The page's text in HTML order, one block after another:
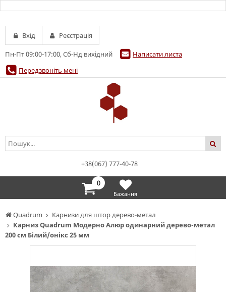
Quadrum
Карнизи для штор дерево-метал
Карниз Quadrum Модерно Алюр одинарний дерево-метал
200 см Білий/онікс 25 мм
Пн-Пт 09:00-17:00, Сб-Нд вихідний
Написати листа
Передзвоніть мені
Вхід Реєстрація
+38(067) 777-40-78
0
Бажання